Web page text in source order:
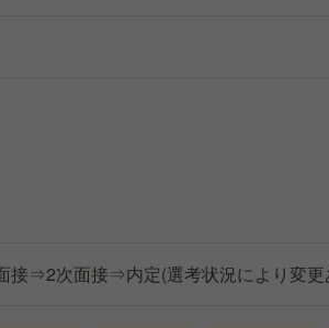
接⇒2次面接⇒内定(選考状況により変